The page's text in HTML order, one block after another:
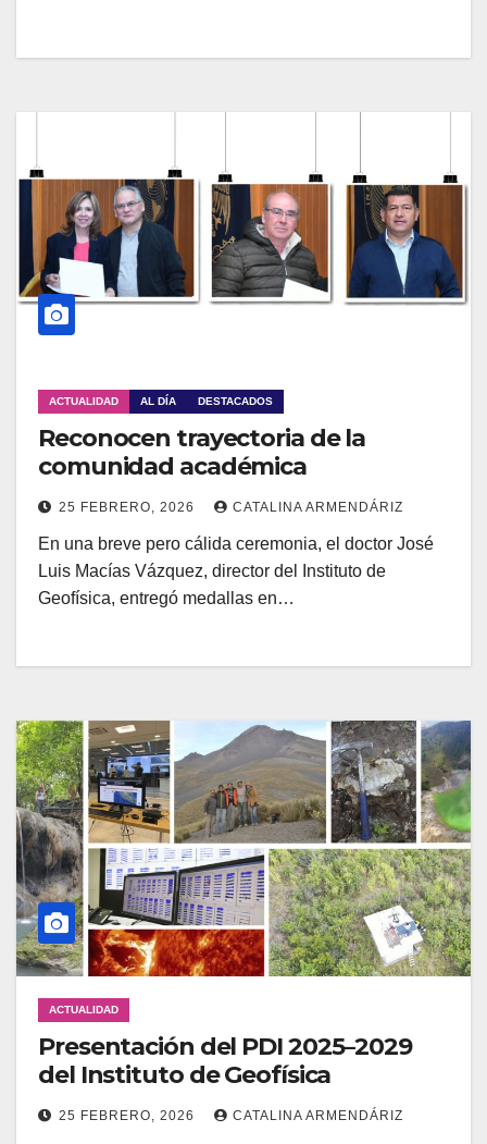
ACTUALIDAD AL DÍA DESTACADOS
Reconocen trayectoria de la
comunidad académica
25 FEBRERO, 2026 CATALINA ARMENDÁRIZ
En una breve pero cálida ceremonia, el doctor José
Luis Macías Vázquez, director del Instituto de
Geofísica, entregó medallas en…
ACTUALIDAD
Presentación del PDI 2025–2029
del Instituto de Geofísica
25 FEBRERO, 2026 CATALINA ARMENDÁRIZ